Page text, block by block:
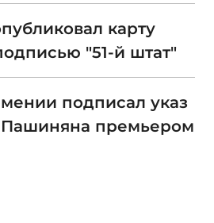
карту
"51-й штат"
подписал указ
Пашиняна премьером